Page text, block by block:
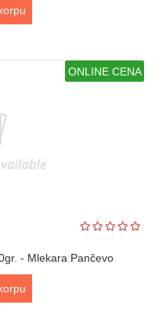
ONLINE CENA
- Mlekara Pančevo